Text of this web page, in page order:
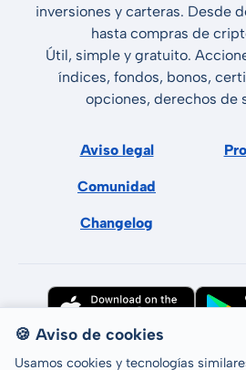
inversiones y carteras. Desde
hasta compras de
Útil, simple y gratuito.
índices, fondos, bonos,
opciones, derechos de
Aviso legal
Comunidad
Changelog
🍪 Aviso de cookies
Usamos cookies y tecnologías